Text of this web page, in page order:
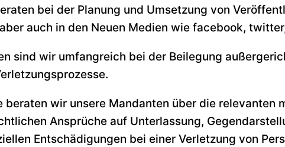
bei der Planung und Umsetzung von
auch in den Neuen Medien wie facebook,
sind wir umfangreich bei der Beilegung
beraten wir unsere Mandanten über die relevanten
Ansprüche auf Unterlassung,
Entschädigungen bei einer Verletzung von